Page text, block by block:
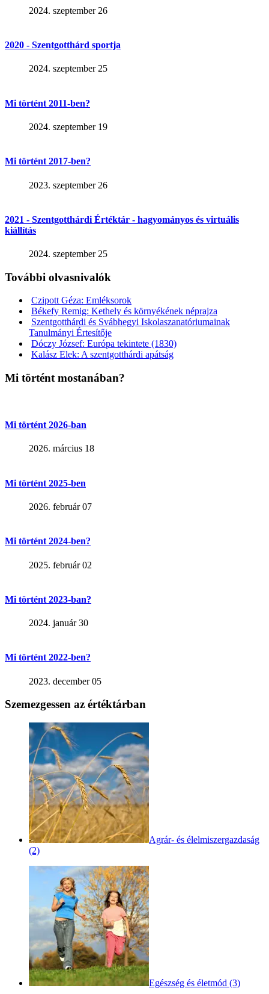
2024. szeptember 26
2020 - Szentgotthárd sportja
2024. szeptember 25
Mi történt 2011-ben?
2024. szeptember 19
Mi történt 2017-ben?
2023. szeptember 26
2021 - Szentgotthárdi Értéktár - hagyományos és virtuális
kiállítás
2024. szeptember 25
További olvasnivalók
Czipott Géza: Emléksorok
Békefy Remig: Kethely és környékének néprajza
Szentgotthárdi és Svábhegyi Iskolaszanatóriumainak
Tanulmányi Értesítője
Dóczy József: Európa tekintete (1830)
Kalász Elek: A szentgotthárdi apátság
Mi történt mostanában?
Mi történt 2026-ban
2026. március 18
Mi történt 2025-ben
2026. február 07
Mi történt 2024-ben?
2025. február 02
Mi történt 2023-ban?
2024. január 30
Mi történt 2022-ben?
2023. december 05
Szemezgessen az értéktárban
Agrár- és élelmiszergazdaság
(2)
Egészség és életmód (3)